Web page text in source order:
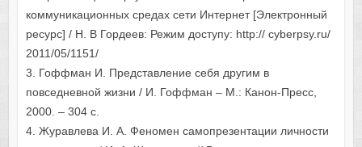
коммуникационных средах сети Интернет [Электронный
ресурс] / Н. В Гордеев: Режим доступу: http:// cyberpsy.ru/
2011/05/1151/
3. Гоффман И. Представление себя другим в
повседневной жизни / И. Гоффман – М.: Канон-Пресс,
2000. – 304 с.
4. Журавлева И. А. Феномен самопрезентации личности